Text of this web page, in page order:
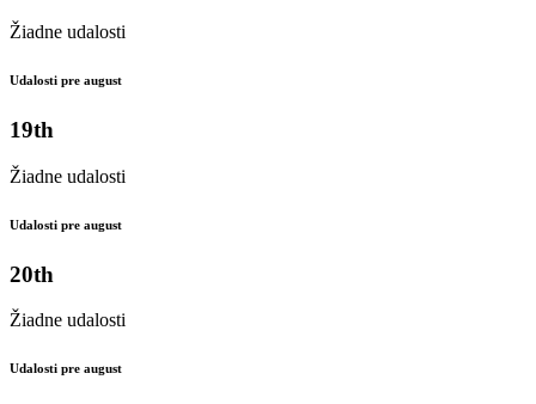
Žiadne udalosti
Udalosti pre august
19th
Žiadne udalosti
Udalosti pre august
20th
Žiadne udalosti
Udalosti pre august